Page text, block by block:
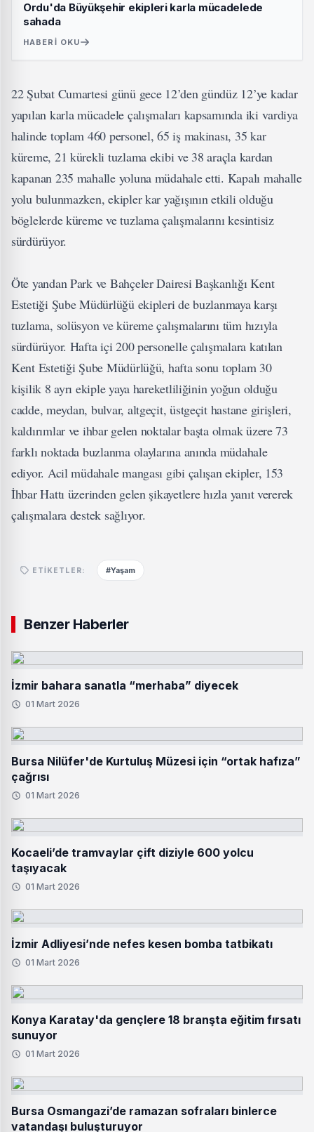
Ordu'da Büyükşehir ekipleri karla mücadelede
sahada
HABERI OKU
22 Şubat Cumartesi günü gece 12’den gündüz 12’ye kadar
yapılan karla mücadele çalışmaları kapsamında iki vardiya
halinde toplam 460 personel, 65 iş makinası, 35 kar
küreme, 21 kürekli tuzlama ekibi ve 38 araçla kardan
kapanan 235 mahalle yoluna müdahale etti. Kapalı mahalle
yolu bulunmazken, ekipler kar yağışının etkili olduğu
böglelerde küreme ve tuzlama çalışmalarını kesintisiz
sürdürüyor.
Öte yandan Park ve Bahçeler Dairesi Başkanlığı Kent
Estetiği Şube Müdürlüğü ekipleri de buzlanmaya karşı
tuzlama, solüsyon ve küreme çalışmalarını tüm hızıyla
sürdürüyor. Hafta içi 200 personelle çalışmalara katılan
Kent Estetiği Şube Müdürlüğü, hafta sonu toplam 30
kişilik 8 ayrı ekiple yaya hareketliliğinin yoğun olduğu
cadde, meydan, bulvar, altgeçit, üstgeçit hastane girişleri,
kaldırımlar ve ihbar gelen noktalar başta olmak üzere 73
farklı noktada buzlanma olaylarına anında müdahale
ediyor. Acil müdahale mangası gibi çalışan ekipler, 153
İhbar Hattı üzerinden gelen şikayetlere hızla yanıt vererek
çalışmalara destek sağlıyor.
ETIKETLER: #Yaşam
Benzer Haberler
İzmir bahara sanatla “merhaba” diyecek
01 Mart 2026
Bursa Nilüfer'de Kurtuluş Müzesi için “ortak hafıza”
çağrısı
01 Mart 2026
Kocaeli’de tramvaylar çift diziyle 600 yolcu
taşıyacak
01 Mart 2026
İzmir Adliyesi’nde nefes kesen bomba tatbikatı
01 Mart 2026
Konya Karatay'da gençlere 18 branşta eğitim fırsatı
sunuyor
01 Mart 2026
Bursa Osmangazi’de ramazan sofraları binlerce
vatandaşı buluşturuyor